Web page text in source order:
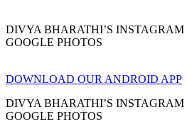
DIVYA BHARATHI’S
GOOGLE PHOTOS
DOWNLOAD OUR ANDROID APP
DIVYA BHARATHI’S
GOOGLE PHOTOS